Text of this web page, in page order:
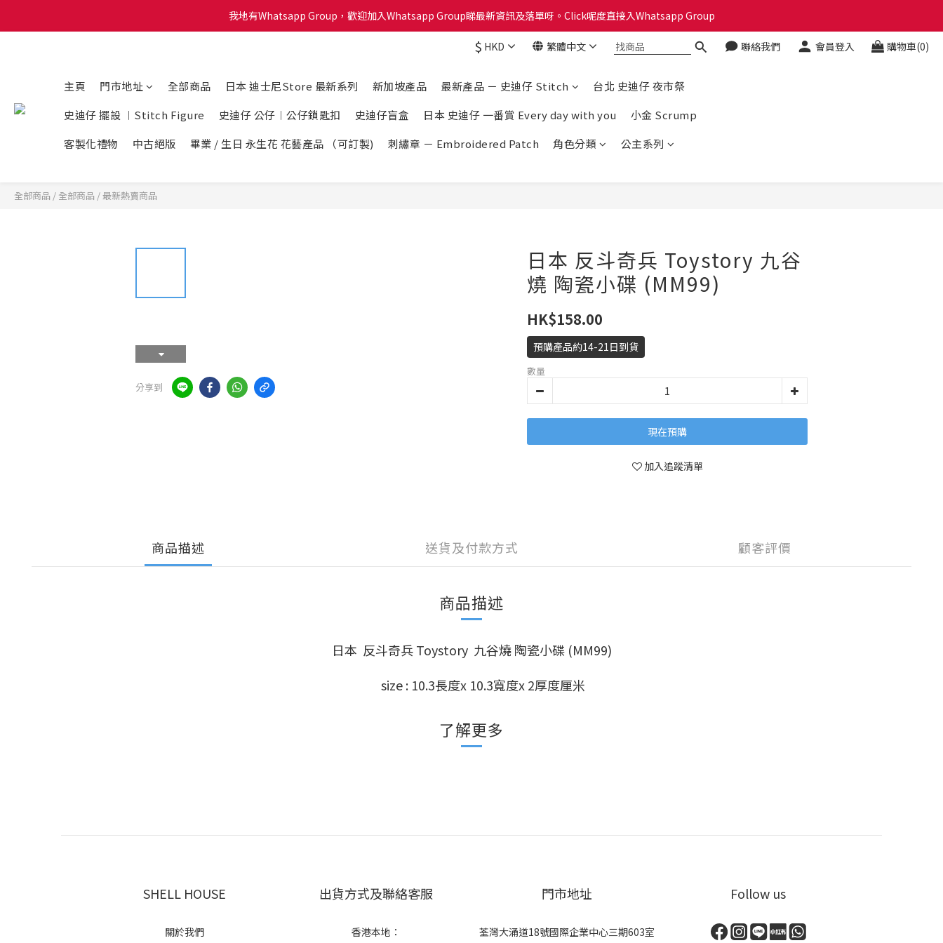
會員積分計劃已啟動！每買 $1蚊可以得1分換禮品喔！Click呢度睇下有咩換購！🎁🎄
我地有Whatsapp Group，歡迎加入Whatsapp Group睇最新資訊及落單呀。Click呢度直接入Whatsapp Group
會員積分計劃已啟動！每買 $1蚊可以得1分換禮品喔！Click呢度睇下有咩換購！🎁🎄
$ HKD 繁體中文 聯絡我們 會員登入 購物車(0)
主頁 門市地址 全部商品 日本 迪士尼Store 最新系列 新加坡產品 最新產品 － 史迪仔 Stitch
台北 史迪仔 夜市祭
史迪仔 擺設 ︱Stitch Figure
史迪仔 公仔︱公仔鎖匙扣 史迪仔盲盒 日本 史迪仔 一番賞 Every day with you
小金 Scrump
客製化禮物
中古絕版 畢業 / 生日 永生花 花藝產品 （可訂製) 刺繡章 － Embroidered Patch 角色分類 公主系列
全部商品 / 全部商品 /最新熱賣商品
分享到
日本 反斗奇兵 Toystory 九谷
燒 陶瓷小碟 (MM99)
HK$158.00
預購產品約14-21日到貨
數量
現在預購
加入追蹤清單
商品描述 送貨及付款方式 顧客評價
商品描述
日本 反斗奇兵 Toystory 九谷燒 陶瓷小碟 (MM99)
size : 10.3長度x 10.3寬度x 2厚度厘米
了解更多
SHELL HOUSE
關於我們
出貨方式及聯絡客服
香港本地：
門市地址
荃灣大涌道18號國際企業中心三期603室
Follow us